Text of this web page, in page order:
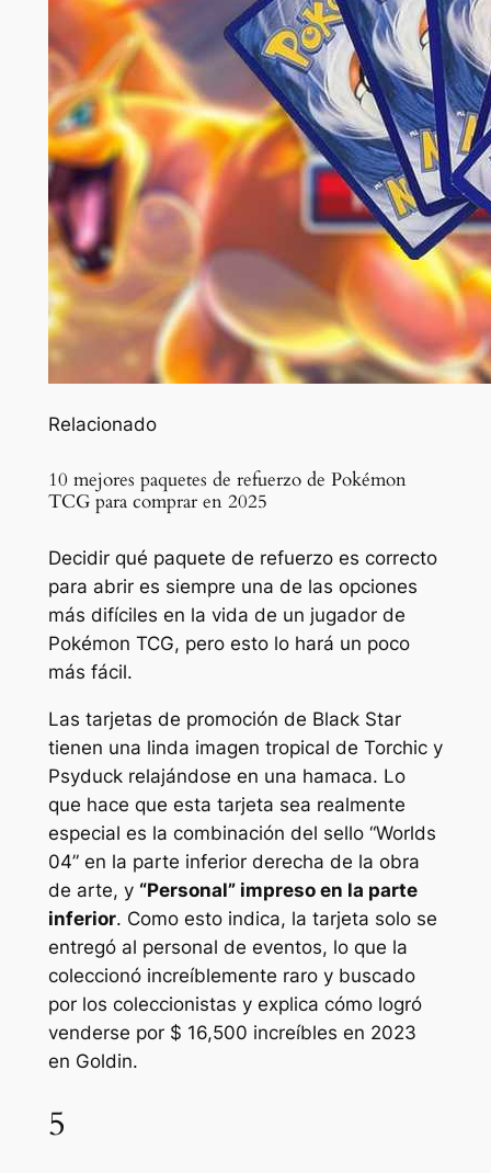
Relacionado
10 mejores paquetes de refuerzo de Pokémon
TCG para comprar en 2025
Decidir qué paquete de refuerzo es correcto
para abrir es siempre una de las opciones
más difíciles en la vida de un jugador de
Pokémon TCG, pero esto lo hará un poco
más fácil.
Las tarjetas de promoción de Black Star
tienen una linda imagen tropical de Torchic y
Psyduck relajándose en una hamaca. Lo
que hace que esta tarjeta sea realmente
especial es la combinación del sello “Worlds
04” en la parte inferior derecha de la obra
de arte, y “Personal” impreso en la parte
inferior. Como esto indica, la tarjeta solo se
entregó al personal de eventos, lo que la
coleccionó increíblemente raro y buscado
por los coleccionistas y explica cómo logró
venderse por $ 16,500 increíbles en 2023
en Goldin.
5